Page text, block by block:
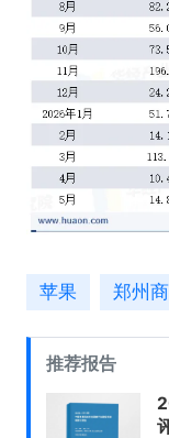
苹果 郑州
推荐报告